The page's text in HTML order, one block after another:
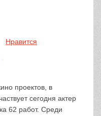
Нравится
проектов, в
сегодня актер
62 работ. Среди